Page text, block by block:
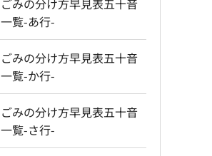
ごみの分け方早見表五十音
一覧-あ行-
ごみの分け方早見表五十音
一覧-か行-
ごみの分け方早見表五十音
一覧-さ行-